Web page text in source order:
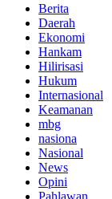
Berita
Daerah
Ekonomi
Hankam
Hilirisasi
Hukum
Internasional
Keamanan
mbg
nasiona
Nasional
News
Opini
Pahlawan